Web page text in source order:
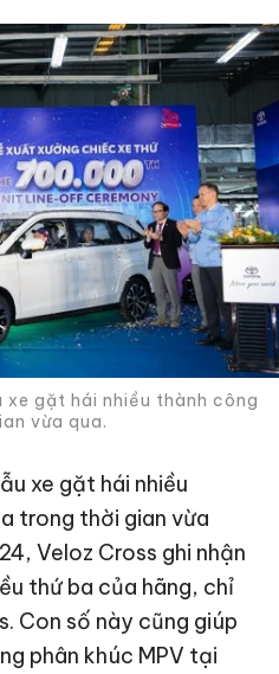
xe gặt hái nhiều thành công
vừa qua.
xe gặt hái nhiều
trong thời gian vừa
Veloz Cross ghi nhận
thứ ba của hãng, chỉ
Con số này cũng giúp
phân khúc MPV tại